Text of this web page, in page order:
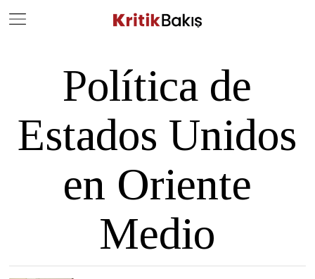
Política de
Estados Unidos
en Oriente
Medio